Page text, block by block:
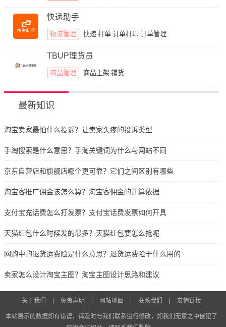
快递助手
物流管理 快递 打单 订单打印 订单管理
TBUP理货员
商品管理 商品上架 铺货
最新知识
淘宝卖家最怕什么投诉？让卖家头疼的投诉类型
手淘搜索是什么意思？手淘关键词为什么与网站不同
京东自营店和旗舰店哪个更可靠？它们之间区别有哪些
淘宝客推广佣金该怎么算？淘宝客佣金的计算依据
支付宝充话费怎么打发票？支付宝话费发票如何开具
天猫红包什么时候发的最多？天猫红包要怎么抢呢
网购中的退货运费险是什么意思？退货运费险干什么用的
卖家怎么设计淘宝主图？淘宝主图设计思路和建议
关于我们 免责声明 网站地图 联系我们 友情链接
本站展示的数据如有错误，请及时与我们联系进行修改，如我们无意之中侵犯了